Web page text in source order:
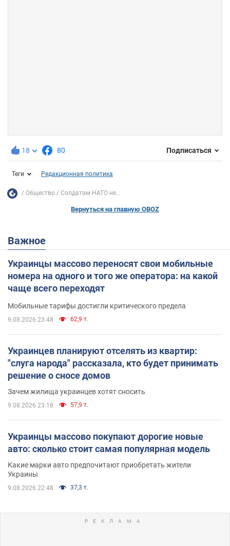
18 80 Подписаться
Теги Редакционная политика
Общество Солдатам НАТО не...
Вернуться на главную OBOZ
Важное
Украинцы массово переносят свои мобильные
номера на одного и того же оператора: на какой
чаще всего переходят
Мобильные тарифы достигли критического предела
9.08.2026 23:48 62,9 т.
Украинцев планируют отселять из квартир:
"слуга народа" рассказала, кто будет принимать
решение о сносе домов
Зачем жилища украинцев хотят сносить
9.08.2026 23:18 57,9 т.
Украинцы массово покупают дорогие новые
авто: сколько стоит самая популярная модель
Какие марки авто предпочитают приобретать жители
Украины
9.08.2026 22:48 37,3 т.